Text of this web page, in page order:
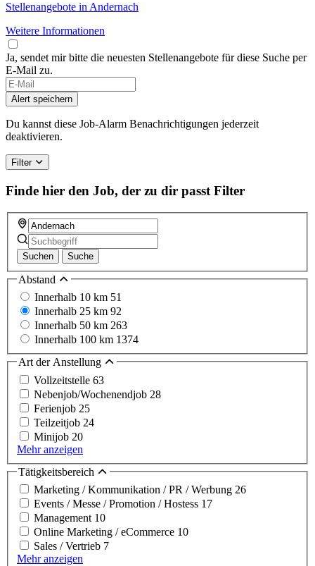
Stellenangebote in Andernach
Weitere Informationen
Ja, sendet mir bitte die neuesten Stellenangebote für diese Suche per
E-Mail zu.
Alert speichern
Du kannst diese Job-Alarm Benachrichtigungen jederzeit
deaktivieren.
Filter
Finde hier den Job, der zu dir passt Filter
Suchen Suche
Abstand
Innerhalb 10 km 51
Innerhalb 25 km 92
Innerhalb 50 km 263
Innerhalb 100 km 1374
Art der Anstellung
Vollzeitstelle 63
Nebenjob/Wochenendjob 28
Ferienjob 25
Teilzeitjob 24
Minijob 20
Mehr anzeigen
Tätigkeitsbereich
Marketing / Kommunikation / PR / Werbung 26
Events / Messe / Promotion / Hostess 17
Management 10
Online Marketing / eCommerce 10
Sales / Vertrieb 7
Mehr anzeigen